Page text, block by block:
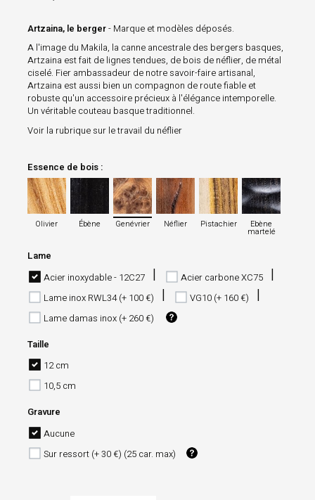
Artzaina, le berger- Marque et modèles déposés.
A l'image du Makila, la canne ancestrale des bergers basques,
Artzaina est fait de lignes tendues, de bois de néflier, de métal
ciselé. Fier ambassadeur de notre savoir-faire artisanal,
Artzaina est aussi bien un compagnon de route fiable et
robuste qu'un accessoire précieux à l'élégance intemporelle.
Un véritable couteau basque traditionnel.
Voir la rubrique sur le travail du néflier
Essence de bois :
Olivier
Olivier
Ébène
Ébène
Genévrier
Genévrier
Néflier
Néflier
Pistachier
Pistachier
Ebène martelé
Ebène
martelé
Lame
Acier inoxydable - 12C27
Acier carbone XC75
Lame inox RWL34 (+ 100 €)
VG10 (+ 160 €)
Lame damas inox (+ 260 €)
Taille
12 cm
10,5 cm
Gravure
Aucune
Sur ressort (+ 30 €) (25 car. max)